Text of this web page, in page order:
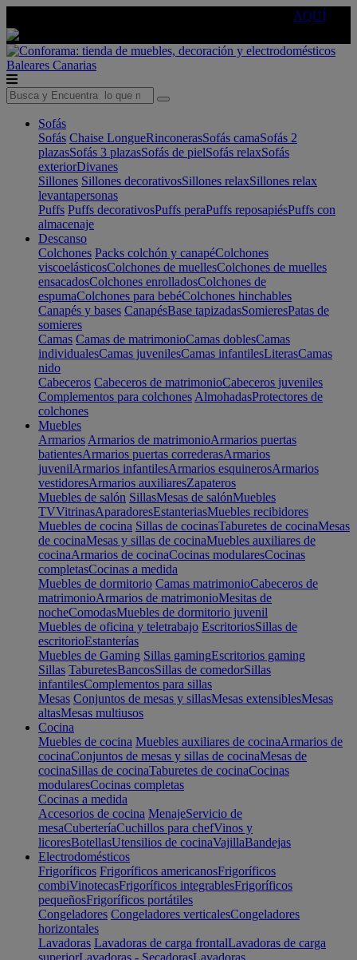
AQUÍ
Baleares Canarias
Sofás
Sofás Chaise LongueRinconerasSofás camaSofás 2
plazasSofás 3 plazasSofás de pielSofás relaxSofás
exteriorDivanes
Sillones Sillones decorativosSillones relaxSillones relax
levantapersonas
Puffs Puffs decorativosPuffs peraPuffs reposapiésPuffs con
almacenaje
Descanso
Colchones Packs colchón y canapéColchones
viscoelásticosColchones de muellesColchones de muelles
ensacadosColchones enrolladosColchones de
espumaColchones para bebéColchones hinchables
Canapés y bases CanapésBase tapizadasSomieresPatas de
somieres
Camas Camas de matrimonioCamas doblesCamas
individualesCamas juvenilesCamas infantilesLiterasCamas
nido
Cabeceros Cabeceros de matrimonioCabeceros juveniles
Complementos para colchones AlmohadasProtectores de
colchones
Muebles
Armarios Armarios de matrimonioArmarios puertas
batientesArmarios puertas correderasArmarios
juvenilArmarios infantilesArmarios esquinerosArmarios
vestidoresArmarios auxiliaresZapateros
Muebles de salón SillasMesas de salónMuebles
TVVitrinasAparadoresEstanteriasMuebles recibidores
Muebles de cocina Sillas de cocinasTaburetes de cocinaMesas
de cocinaMesas y sillas de cocinaMuebles auxiliares de
cocinaArmarios de cocinaCocinas modularesCocinas
completasCocinas a medida
Muebles de dormitorio Camas matrimonioCabeceros de
matrimonioArmarios de matrimonioMesitas de
nocheComodasMuebles de dormitorio juvenil
Muebles de oficina y teletrabajo EscritoriosSillas de
escritorioEstanterías
Muebles de Gaming Sillas gamingEscritorios gaming
Sillas TaburetesBancosSillas de comedorSillas
infantilesComplementos para sillas
Mesas Conjuntos de mesas y sillasMesas extensiblesMesas
altasMesas multiusos
Cocina
Muebles de cocina Muebles auxiliares de cocinaArmarios de
cocinaConjuntos de mesas y sillas de cocinaMesas de
cocinaSillas de cocinaTaburetes de cocinaCocinas
modularesCocinas completas
Cocinas a medida
Accesorios de cocina MenajeServicio de
mesaCuberteríaCuchillos para chefVinos y
licoresBotellasUtensilios de cocinaVajillaBandejas
Electrodomésticos
Frigoríficos Frigoríficos americanosFrigoríficos
combiVinotecasFrigoríficos integrablesFrigoríficos
pequeñosFrigoríficos portátiles
Congeladores Congeladores verticalesCongeladores
horizontales
Lavadoras Lavadoras de carga frontalLavadoras de carga
superiorLavadoras - SecadorasLavadoras